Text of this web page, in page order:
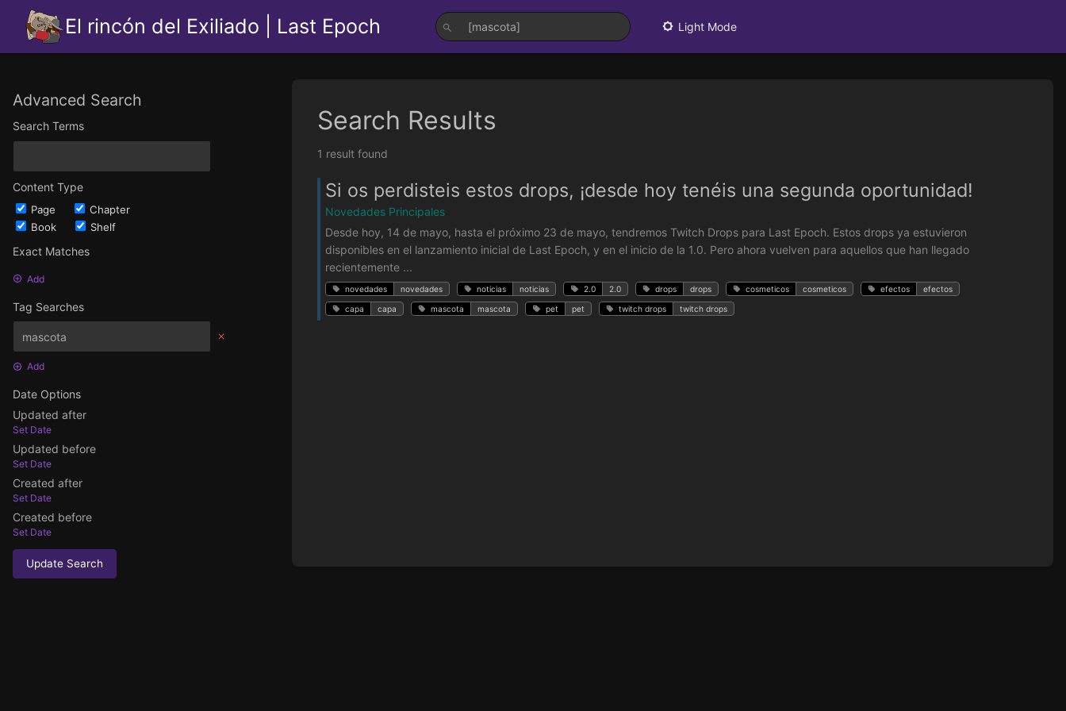
El rincón del Exiliado | Last Epoch Light Mode
Advanced Search
Search Terms
Content Type
Page
Chapter
Book
Shelf
Exact Matches
Add
Tag Searches
Add
Date Options
Updated after
Set Date
Updated before
Set Date
Created after
Set Date
Created before
Set Date
Update Search
Search Results
1 result found
Si os perdisteis estos drops, ¡desde hoy tenéis una segunda oportunidad!
Novedades Principales
Desde hoy, 14 de mayo, hasta el próximo 23 de mayo, tendremos Twitch Drops para Last Epoch. Estos drops ya estuvieron
disponibles en el lanzamiento inicial de Last Epoch, y en el inicio de la 1.0. Pero ahora vuelven para aquellos que han llegado
recientemente ...
novedades novedades noticias noticias 2.0 2.0 drops drops cosmeticos cosmeticos efectos efectos
capa capa mascota mascota pet pet twitch drops twitch drops